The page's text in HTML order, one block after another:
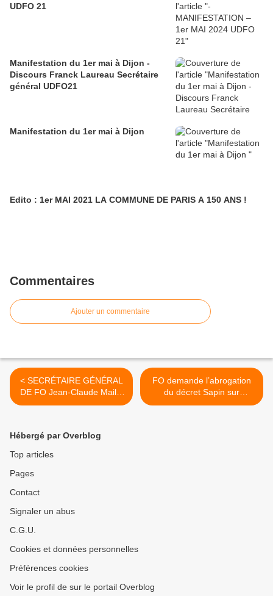
UDFO 21
Manifestation du 1er mai à Dijon -
Discours Franck Laureau Secrétaire
général UDFO21
Manifestation du 1er mai à Dijon
Edito : 1er MAI 2021 LA COMMUNE DE PARIS A 150 ANS !
Commentaires
Ajouter un commentaire
< SECRÉTAIRE GÉNÉRAL
DE FO Jean-Claude Mailly
commente les résultats de
FO demande l’abrogation
du décret Sapin sur
l’ouverture des magasins
Hébergé par Overblog
Top articles
Pages
Contact
Signaler un abus
C.G.U.
Cookies et données personnelles
Préférences cookies
Voir le profil de sur le portail Overblog